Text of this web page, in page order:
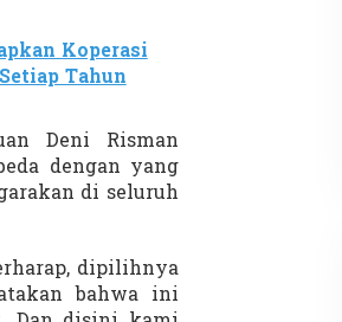
Koperasi
Tahun
Deni Risman
dengan yang
di seluruh
dipilihnya
bahwa ini
Rekognisi Sejarah Kerajaan Siak
dan Harapan Daerah Istimewa Riau